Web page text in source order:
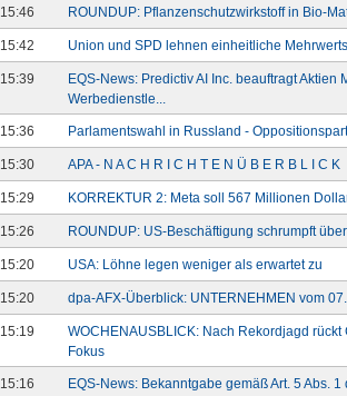
15:46 ROUNDUP: Pflanzenschutzwirkstoff in Bio-
15:42 Union und SPD lehnen einheitliche
15:39
EQS-News: Predictiv AI Inc. beauftragt Aktien
Werbedienstle...
15:36 Parlamentswahl in Russland -
15:30 APA - N A C H R I C H T E N Ü B E R B L I C K
15:29 KORREKTUR 2: Meta soll 567 Millionen
15:26 ROUNDUP: US-Beschäftigung schrumpft
15:20 USA: Löhne legen weniger als erwartet zu
15:20 dpa-AFX-Überblick: UNTERNEHMEN vom
15:19
WOCHENAUSBLICK: Nach Rekordjagd
Fokus
15:16 EQS-News: Bekanntgabe gemäß Art. 5 Abs.